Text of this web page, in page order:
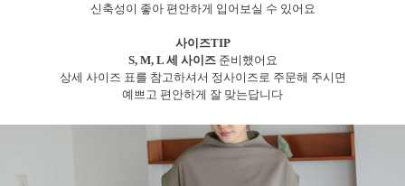
신축성이 좋아 편안하게 입어보실 수 있어요
사이즈TIP
S, M, L 세 사이즈준비했어요
상세 사이즈 표를 참고하셔서 정사이즈로 주문해 주시면
예쁘고 편안하게 잘 맞는답니다